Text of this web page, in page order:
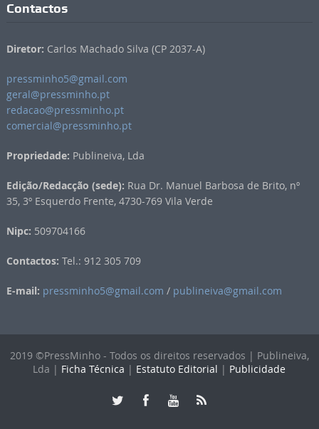
Contactos
Diretor: Carlos Machado Silva (CP 2037-A)
pressminho5@gmail.com
geral@pressminho.pt
redacao@pressminho.pt
comercial@pressminho.pt
Propriedade: Publineiva, Lda
Edição/Redacção (sede): Rua Dr. Manuel Barbosa de Brito, nº
35, 3º Esquerdo Frente, 4730-769 Vila Verde
Nipc: 509704166
Contactos: Tel.: 912 305 709
E-mail: pressminho5@gmail.com / publineiva@gmail.com
2019 ©PressMinho - Todos os direitos reservados | Publineiva,
Lda | Ficha Técnica | Estatuto Editorial | Publicidade